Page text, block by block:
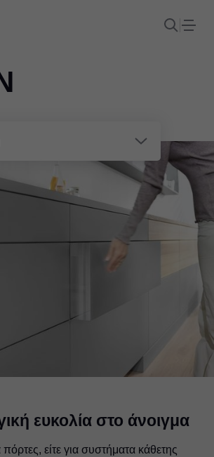
ευκολία στο άνοιγμα
πόρτες, είτε για συστήματα κάθετης